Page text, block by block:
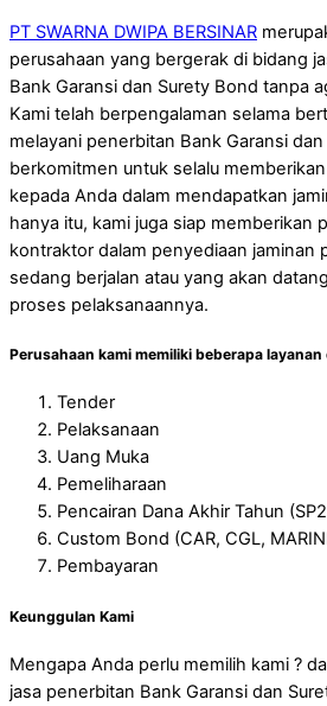
PT SWARNA DWIPA BERSINAR
perusahaan yang bergerak di bidang
Bank Garansi dan Surety Bond tanpa
Kami telah berpengalaman selama
melayani penerbitan Bank Garansi
berkomitmen untuk selalu
kepada Anda dalam mendapatkan
hanya itu, kami juga siap memberikan
kontraktor dalam penyediaan jaminan
sedang berjalan atau yang akan
proses pelaksanaannya.
Perusahaan kami memiliki beberapa
Tender
Pelaksanaan
Uang Muka
Pemeliharaan
Pencairan Dana Akhir Tahun
Custom Bond (CAR, CGL,
Pembayaran
Keunggulan Kami
Mengapa Anda perlu memilih kami ?
jasa penerbitan Bank Garansi dan